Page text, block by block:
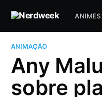
ANIMES
ANIMAÇÃO
Any
sobre